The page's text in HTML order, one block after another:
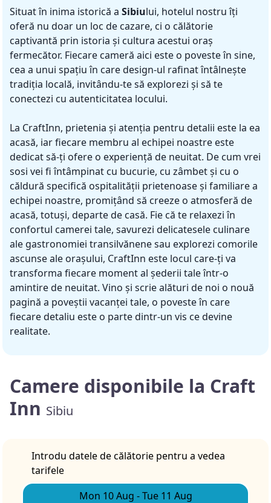
Situat în inima istorică a Sibiului, hotelul nostru îți
oferă nu doar un loc de cazare, ci o călătorie
captivantă prin istoria și cultura acestui oraș
fermecător. Fiecare cameră aici este o poveste în sine,
cea a unui spațiu în care design-ul rafinat întâlnește
tradiția locală, invitându-te să explorezi și să te
conectezi cu autenticitatea locului.
La CraftInn, prietenia și atenția pentru detalii este la ea
acasă, iar fiecare membru al echipei noastre este
dedicat să-ți ofere o experiență de neuitat. De cum vrei
sosi vei fi întâmpinat cu bucurie, cu zâmbet și cu o
căldură specifică ospitalității prietenoase și familiare a
echipei noastre, promițând să creeze o atmosferă de
acasă, totuși, departe de casă. Fie că te relaxezi în
confortul camerei tale, savurezi delicatesele culinare
ale gastronomiei transilvănene sau explorezi comorile
ascunse ale orașului, CraftInn este locul care-ți va
transforma fiecare moment al șederii tale într-o
amintire de neuitat. Vino și scrie alături de noi o nouă
pagină a poveștii vacanței tale, o poveste în care
fiecare detaliu este o parte dintr-un vis ce devine
realitate.
Camere disponibile la Craft
Inn Sibiu
Introdu datele de călătorie pentru a vedea
tarifele
Mon 10 Aug -Tue 11 Aug